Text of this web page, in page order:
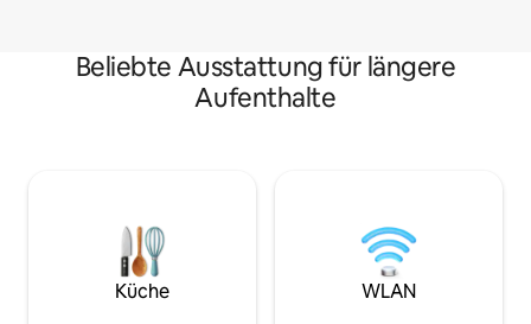
Beliebte Ausstattung für längere
Aufenthalte
Küche WLAN